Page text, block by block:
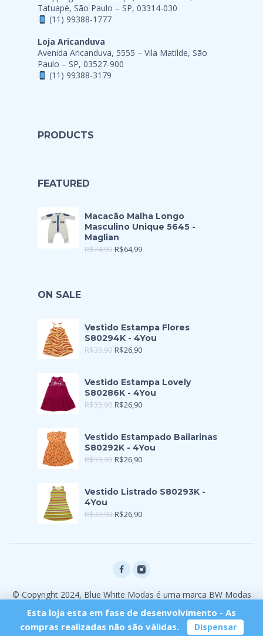
Tatuapé, São Paulo – SP, 03314-030
(11) 99388-1777
Loja Aricanduva
Avenida Aricanduva, 5555 – Vila Matilde, São
Paulo – SP, 03527-900
(11) 99388-3179
PRODUCTS
FEATURED
Macacão Malha Longo
Masculino Unique 5645 -
Maglian
R$74,90 R$64,99
ON SALE
Vestido Estampa Flores
S80294K - 4You
R$33,90 R$26,90
Vestido Estampa Lovely
S80286K - 4You
R$33,90 R$26,90
Vestido Estampado Bailarinas
S80292K - 4You
R$33,90 R$26,90
Vestido Listrado S80293K -
4You
R$33,90 R$26,90
© Copyright 2024, Blue White Modas é uma marca BW Modas
Esta loja esta em fase de desenvolvimento - As
compras realizadas não são válidas.
Dispensar